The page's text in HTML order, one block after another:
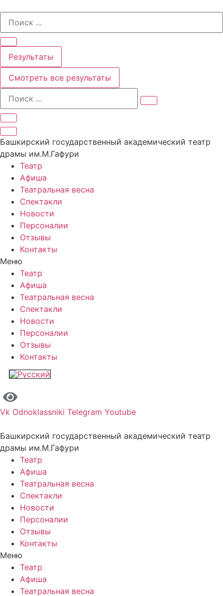
содержимому
Search
Результаты
Смотреть все результаты
Башкирский государственный академический театр
драмы им.М.Гафури
Театр
Афиша
Театральная весна
Спектакли
Новости
Персоналии
Отзывы
Контакты
Меню
Театр
Афиша
Театральная весна
Спектакли
Новости
Персоналии
Отзывы
Контакты
Vk Odnoklassniki Telegram Youtube
Башкирский государственный академический театр
драмы им.М.Гафури
Театр
Афиша
Театральная весна
Спектакли
Новости
Персоналии
Отзывы
Контакты
Меню
Театр
Афиша
Театральная весна